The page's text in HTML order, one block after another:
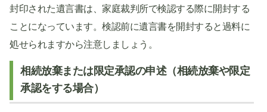
封印された遺言書は、家庭裁判所で検認する際に開封する
ことになっています。検認前に遺言書を開封すると過料に
処せられますから注意しましょう。
相続放棄または限定承認の申述（相続放棄や限定
承認をする場合）